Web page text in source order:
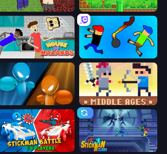
BoomCraft Super Robo - Adventure
House of Hazards Mini-Caps: Bombs
Drunken Boxing Castle Wars: Middle Ages
Stickman battle 1-4 Players Stickman Clash